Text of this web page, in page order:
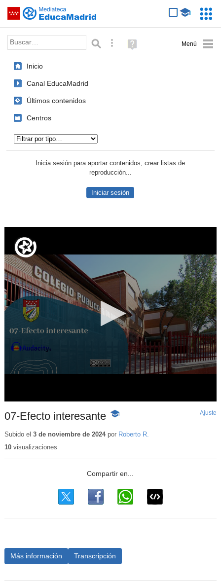
Saltar navegación
Palabra o frase: Búsqueda avanzada
Ayuda
(en
Inicio
Canal EducaMadrid
Últimos contenidos
Centros
Inicia sesión para aportar contenidos, crear listas de
reproducción...
Iniciar sesión
07-Efecto interesante -
educativo
Ajuste
Subido el 3 de noviembre de 2024por Roberto R.
10visualizaciones
Más información Transcripción